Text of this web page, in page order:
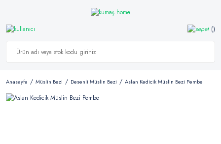
Anasayfa Müslin Bezi Desenli Müslin Bezi Aslan Kedicik Müslin Bezi Pembe